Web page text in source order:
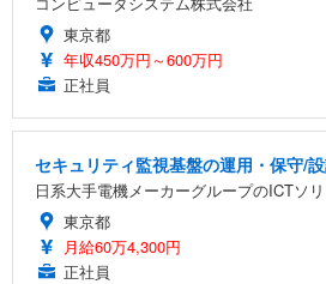
東京都
年収450万円～600万円
正社員
セキュリティ監視基盤の運用・保守/
日系大手電機メーカーグループのICTソ
東京都
月給60万4,300円
正社員